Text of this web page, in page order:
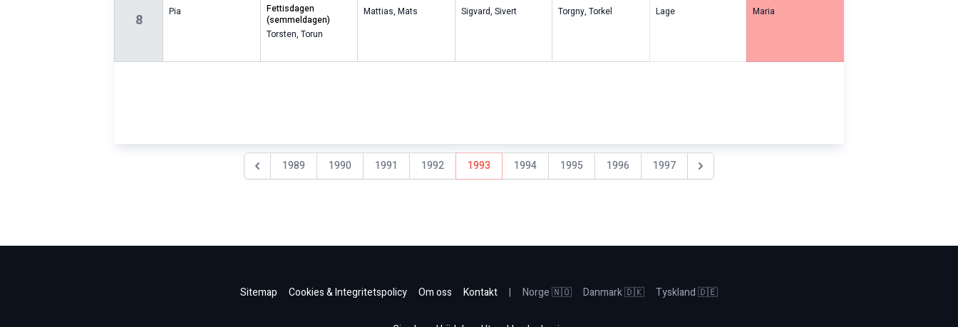
8 Pia
fettisdagen
(semmeldagen)
Torsten, Torun
Mattias,Mats Sigvard, Sivert Torgny,Torkel Lage Maria
Föregående år
1989 1990 1991 1992 1993 1994 1995 1996 1997 Nästa år
Sitemap Cookies & Integritetspolicy Om oss Kontakt | Norge 🇳🇴 Danmark 🇩🇰 Tyskland 🇩🇪